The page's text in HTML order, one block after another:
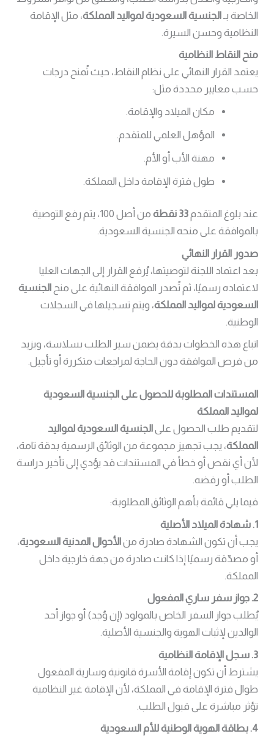
الخاصة بـالجنسية السعودية لمواليد المملكة، مثل الإقامة
النظامية وحسن السيرة.
منح النقاط النظامية
يعتمد القرار النهائي على نظام النقاط، حيث تُمنح درجات
حسب معايير محددة مثل:
مكان الميلاد والإقامة.
المؤهل العلمي للمتقدم.
مهنة الأب أو الأم.
طول فترة الإقامة داخل المملكة.
عند بلوغ المتقدم33 نقطة
من أصل 100، يتم رفع التوصية
بالموافقة على منحه الجنسية السعودية.
صدور القرار النهائي
بعد اعتماد اللجنة لتوصيتها، يُرفع القرار إلى الجهات العليا
لاعتماده رسميًا، ثم تُصدر الموافقة النهائية على منحالجنسية
السعودية لمواليد المملكة، ويتم تسجيلها في السجلات
الوطنية.
اتباع هذه الخطوات بدقة يضمن سير الطلب بسلاسة، ويزيد
من فرص الموافقة دون الحاجة لمراجعات متكررة أو تأجيل.
المستندات المطلوبة للحصول على الجنسية السعودية
لمواليد المملكة
لتقديم طلب الحصول علىالجنسية السعودية لمواليد
المملكة، يجب تجهيز مجموعة من الوثائق الرسمية بدقة تامة،
لأن أي نقص أو خطأ في المستندات قد يؤدي إلى تأخير دراسة
الطلب أو رفضه.
فيما يلي قائمة بأهم الوثائق المطلوبة:
1. شهادة الميلاد الأصلية
يجب أن تكون الشهادة صادرة منالأحوال المدنية السعودية،
أو مصدّقة رسميًا إذا كانت صادرة من جهة خارجية داخل
المملكة.
2. جواز سفر ساري المفعول
يُطلب جواز السفر الخاص بالمولود (إن وُجد) أو جواز أحد
الوالدين لإثبات الهوية والجنسية الأصلية.
3. سجل الإقامة النظامية
يشترط أن تكون إقامة الأسرة قانونية وسارية المفعول
طوال فترة الإقامة في المملكة، لأن الإقامة غير النظامية
تؤثر مباشرة على قبول الطلب.
4. بطاقة الهوية الوطنية للأم السعودية